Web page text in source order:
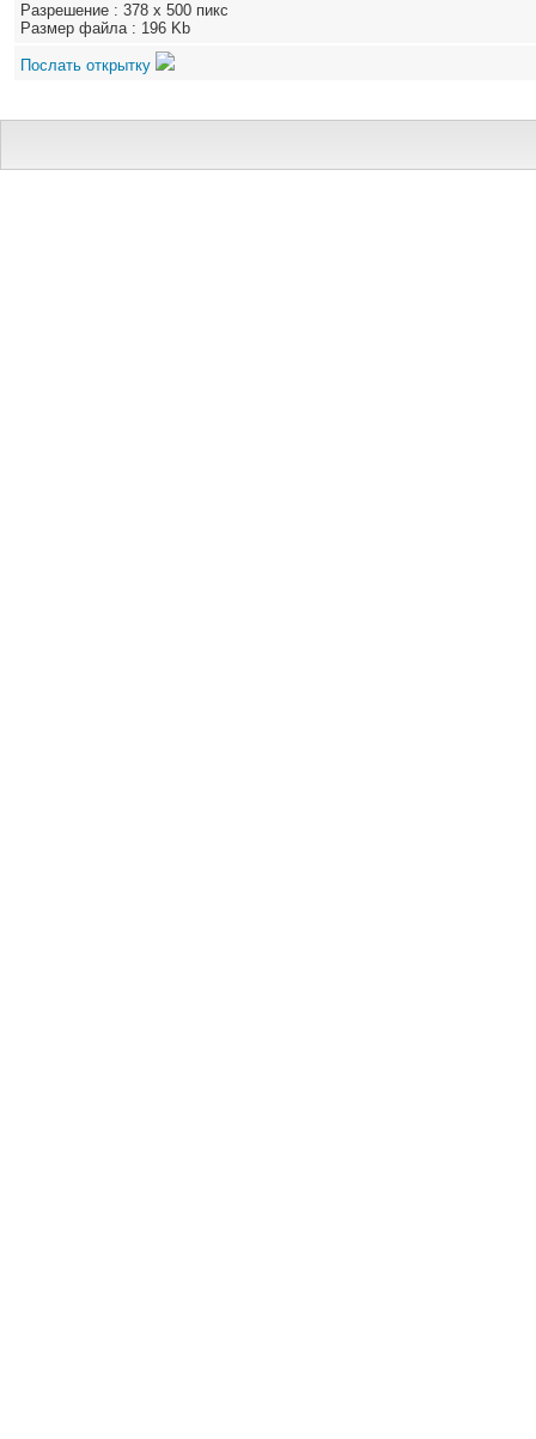
Разрешение : 378 x 500 пикс
Размер файла : 196 Kb
Послать открытку